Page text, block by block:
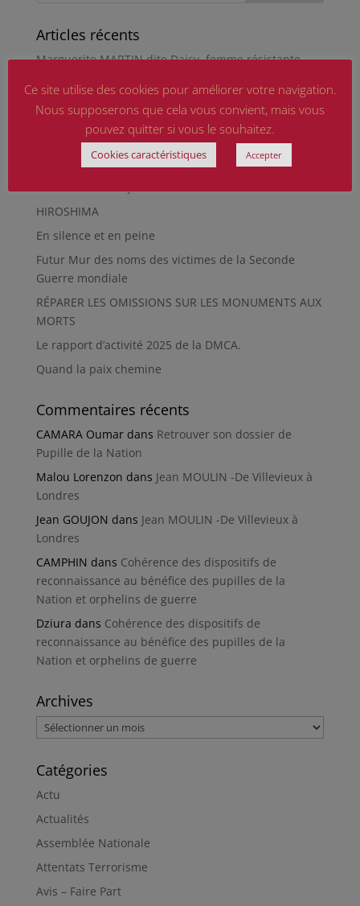
Articles récents
Marguerite MARTIN dite Daisy, femme résistante
Hommage aux sapeurs-pompiers d’hier et
Qu’est-ce qu’était le Sentier des Passeurs, durant la
Seconde Guerre mondiale, à Moussey ?
La revue « Entre les lignes » éditée par l’équipe du
HIROSHIMA
En silence et en peine
Futur Mur des noms des victimes de la Seconde
Guerre mondiale
RÉPARER LES OMISSIONS SUR LES MONUMENTS AUX
MORTS
Le rapport d’activité 2025 de la DMCA.
Quand la paix chemine
Commentaires récents
CAMARA Oumardans Retrouver son dossier de
Pupille de la Nation
Malou Lorenzon dans Jean MOULIN -De Villevieux à
Londres
Jean GOUJON dans Jean MOULIN -De Villevieux à
Londres
CAMPHIN dans Cohérence des dispositifs de
reconnaissance au bénéfice des pupilles de la
Nation et orphelins de guerre
Dziura dans Cohérence des dispositifs de
reconnaissance au bénéfice des pupilles de la
Nation et orphelins de guerre
Archives
Archives
Catégories
Actu
Actualités
Assemblée Nationale
Attentats Terrorisme
Avis – Faire Part
Ce site utilise des cookies pour améliorer votre navigation.
Nous supposerons que cela vous convient, mais vous
pouvez quitter si vous le souhaitez.
Cookies caractéristiques Accepter